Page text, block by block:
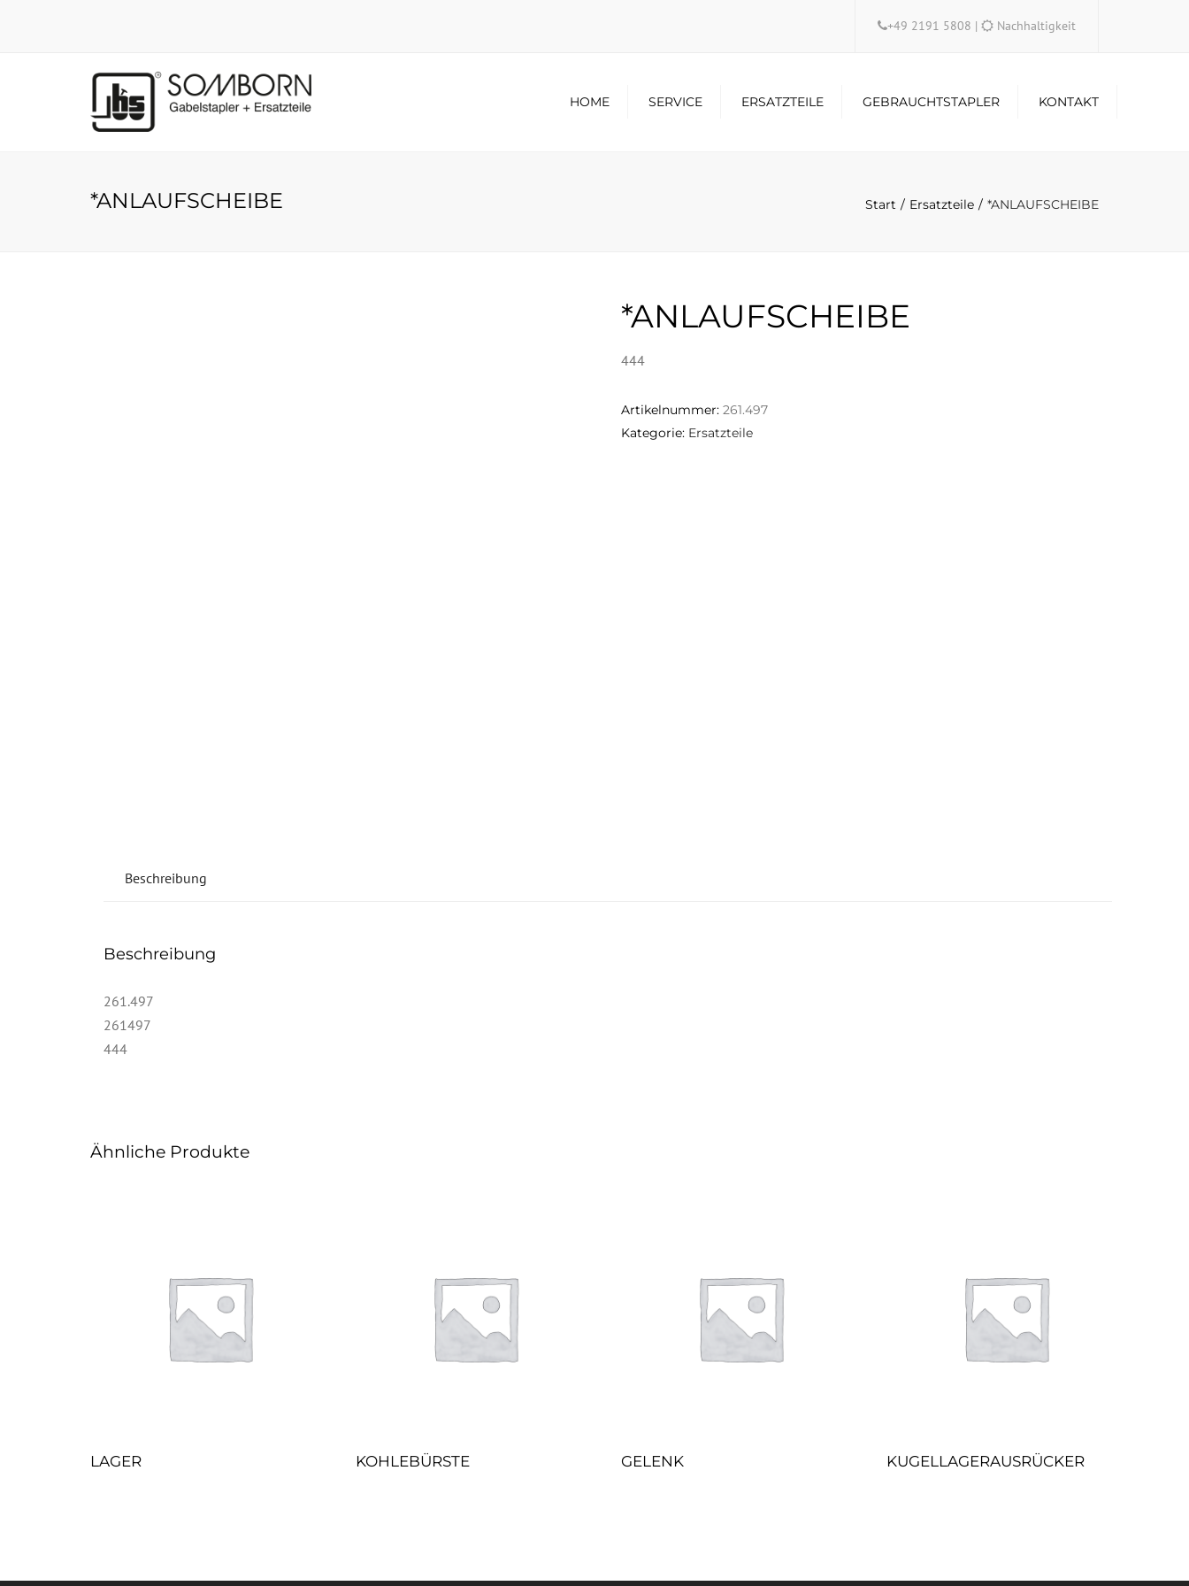
+49 2191 5808 | Nachhaltigkeit
HOME SERVICE ERSATZTEILE GEBRAUCHTSTAPLER KONTAKT
*ANLAUFSCHEIBE Start Ersatzteile *ANLAUFSCHEIBE
*ANLAUFSCHEIBE
444
Artikelnummer: 261.497
Kategorie: Ersatzteile
Beschreibung
Beschreibung
261.497
261497
444
Ähnliche Produkte
LAGER KOHLEBÜRSTE GELENK KUGELLAGERAUSRÜCKER